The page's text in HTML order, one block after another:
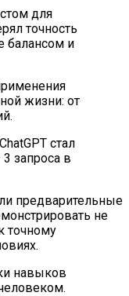
для
точность
балансом и
жизни: от
стал
запроса в
предварительные
не
точному
навыков